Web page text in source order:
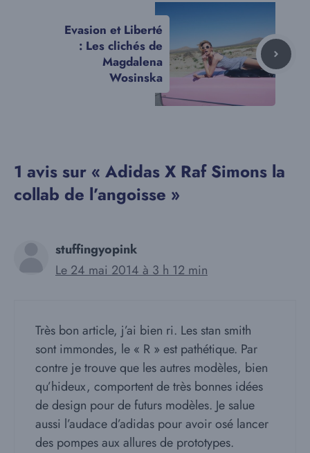
Evasion et Liberté
: Les clichés de
Magdalena
Wosinska
1 avis sur « Adidas X Raf Simons la
collab de l’angoisse »
stuffingyopink
Le 24 mai 2014 à 3 h 12 min
Très bon article, j’ai bien ri. Les stan smith
sont immondes, le « R » est pathétique. Par
contre je trouve que les autres modèles, bien
qu’hideux, comportent de très bonnes idées
de design pour de futurs modèles. Je salue
aussi l’audace d’adidas pour avoir osé lancer
des pompes aux allures de prototypes.